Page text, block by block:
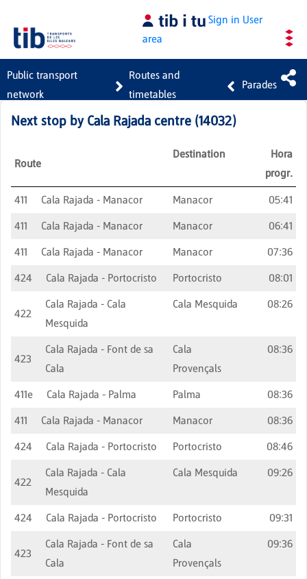
Sign in User
area
Public transport
network
Routes and
timetables
Parades
Next stop by Cala Rajada centre (14032)
Route
Destination
Hora
progr.
411 Cala Rajada - Manacor Manacor
05:41
411
Cala Rajada - Manacor Manacor
06:41
411
Cala Rajada - Manacor Manacor
07:36
424
Cala Rajada - Portocristo Portocristo 08:01
422
Cala Rajada - Cala
Mesquida
Cala Mesquida 08:26
423
Cala Rajada - Font de sa
Cala
Cala
Provençals
08:36
411e Cala Rajada - Palma Palma
08:36
411
Cala Rajada - Manacor Manacor
08:36
424
Cala Rajada - Portocristo Portocristo 08:46
422
Cala Rajada - Cala
Mesquida
Cala Mesquida 09:26
424 Cala Rajada - Portocristo Portocristo 09:31
423
Cala Rajada - Font de sa
Cala
Cala
Provençals
09:36